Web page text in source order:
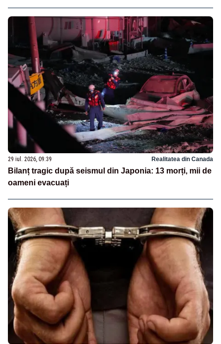
29 iul. 2026, 09:39 Realitatea din Canada
Bilanț tragic după seismul din Japonia: 13 morți, mii de
oameni evacuați